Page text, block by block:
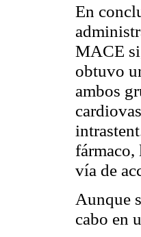
En
MACE
obtuvo
ambos
fármaco,
vía de
Aunque
cabo en